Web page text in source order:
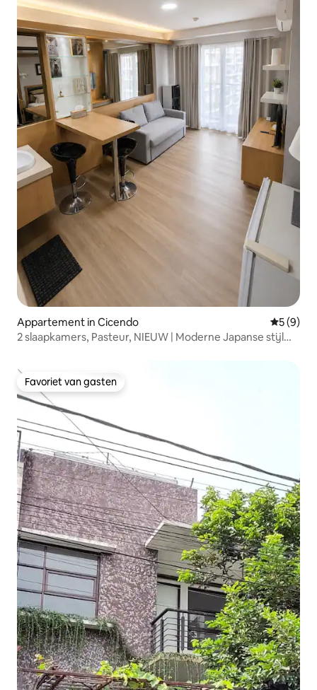
Appartement in Cicendo
5 (9)
2 slaapkamers, Pasteur, NIEUW | Moderne Japanse stijl
Favoriet van gasten
Favoriet van gasten